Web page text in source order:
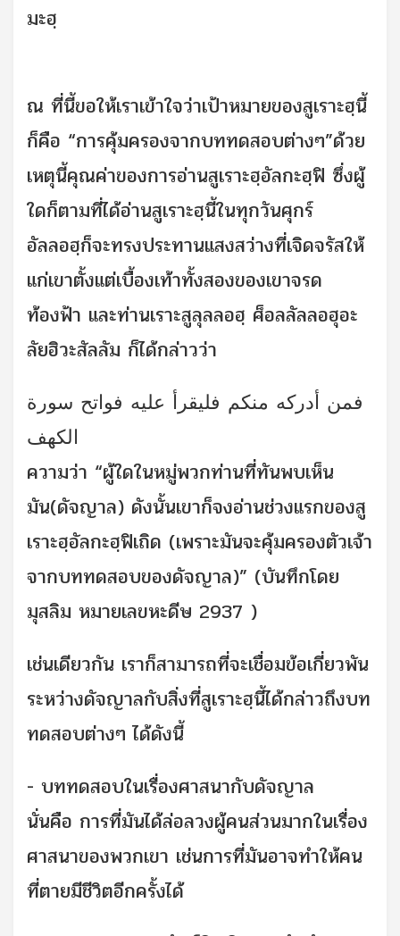
มะฮฺ
ณ ที่นี้ขอให้เราเข้าใจว่าเป้าหมายของสูเราะฮฺนี้
ก็คือ “การคุ้มครองจากบททดสอบต่างๆ”ด้วย
เหตุนี้คุณค่าของการอ่านสูเราะฮฺอัลกะฮฺฟิ ซึ่งผู้
ใดก็ตามที่ได้อ่านสูเราะฮฺนี้ในทุกวันศุกร์
อัลลอฮฺก็จะทรงประทานแสงสว่างที่เจิดจรัสให้
แก่เขาตั้งแต่เบื้องเท้าทั้งสองของเขาจรด
ท้องฟ้า และท่านเราะสูลุลลอฮฺ ศ็อลลัลลอฮุอะ
ลัยฮิวะสัลลัม ก็ได้กล่าวว่า
فمن أدركه منكم فليقرأ عليه فواتح سورة
الكهف
ความว่า “ผู้ใดในหมู่พวกท่านที่ทันพบเห็น
มัน(ดัจญาล) ดังนั้นเขาก็จงอ่านช่วงแรกของสู
เราะฮฺอัลกะฮฺฟิเถิด (เพราะมันจะคุ้มครองตัวเจ้า
จากบททดสอบของดัจญาล)” (บันทึกโดย
มุสลิม หมายเลขหะดีษ 2937 )
เช่นเดียวกัน เราก็สามารถที่จะเชื่อมข้อเกี่ยวพัน
ระหว่างดัจญาลกับสิ่งที่สูเราะฮฺนี้ได้กล่าวถึงบท
ทดสอบต่างๆ ได้ดังนี้
- บททดสอบในเรื่องศาสนากับดัจญาล
นั่นคือ การที่มันได้ล่อลวงผู้คนส่วนมากในเรื่อง
ศาสนาของพวกเขา เช่นการที่มันอาจทำให้คน
ที่ตายมีชีวิตอีกครั้งได้